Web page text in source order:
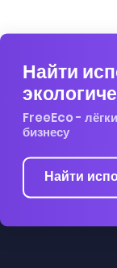
Найти
FreeEco -
бизнесу
Найти